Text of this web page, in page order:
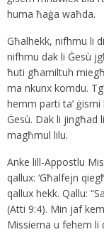
huma ħaġa waħda.
Għalhekk, nifhmu li
nifhmu dak li Ġesù
ħuti għamiltuh
ma nkunx komdu.
hemm parti ta’
Ġesù. Dak li jingħad
magħmul lilu.
Anke lill-Appostlu
qallux: ‘Għalfejn
qallux hekk. Qallu:
(Atti 9:4). Min jaf
Missierna u fehem li